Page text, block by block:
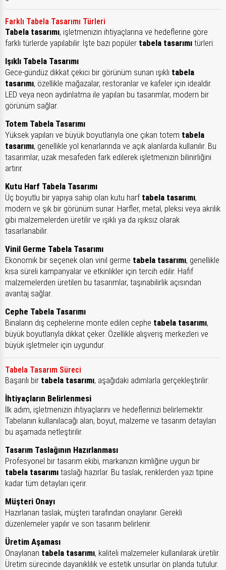
Farklı Tabela Tasarımı Türleri
Tabela tasarımı, işletmenizin ihtiyaçlarına ve hedeflerine göre
farklı türlerde yapılabilir. İşte bazı popüler tabela tasarımı türleri:
Işıklı Tabela Tasarımı
Gece-gündüz dikkat çekici bir görünüm sunan ışıklı tabela
tasarımı, özellikle mağazalar, restoranlar ve kafeler için idealdir.
LED veya neon aydınlatma ile yapılan bu tasarımlar, modern bir
görünüm sağlar.
Totem Tabela Tasarımı
Yüksek yapıları ve büyük boyutlarıyla öne çıkan totem tabela
tasarımı, genellikle yol kenarlarında ve açık alanlarda kullanılır. Bu
tasarımlar, uzak mesafeden fark edilerek işletmenizin bilinirliğini
artırır.
Kutu Harf Tabela Tasarımı
Üç boyutlu bir yapıya sahip olan kutu harf tabela tasarımı,
modern ve şık bir görünüm sunar. Harfler, metal, pleksi veya akrilik
gibi malzemelerden üretilir ve ışıklı ya da ışıksız olarak
tasarlanabilir.
Vinil Germe Tabela Tasarımı
Ekonomik bir seçenek olan vinil germe tabela tasarımı, genellikle
kısa süreli kampanyalar ve etkinlikler için tercih edilir. Hafif
malzemelerden üretilen bu tasarımlar, taşınabilirlik açısından
avantaj sağlar.
Cephe Tabela Tasarımı
Binaların dış cephelerine monte edilen cephe tabela tasarımı,
büyük boyutlarıyla dikkat çeker. Özellikle alışveriş merkezleri ve
büyük işletmeler için uygundur.
Tabela Tasarım Süreci
Başarılı bir tabela tasarımı, aşağıdaki adımlarla gerçekleştirilir:
İhtiyaçların Belirlenmesi
İlk adım, işletmenizin ihtiyaçlarını ve hedeflerinizi belirlemektir.
Tabelanın kullanılacağı alan, boyut, malzeme ve tasarım detayları
bu aşamada netleştirilir.
Tasarım Taslağının Hazırlanması
Profesyonel bir tasarım ekibi, markanızın kimliğine uygun bir
tabela tasarımı taslağı hazırlar. Bu taslak, renklerden yazı tipine
kadar tüm detayları içerir.
Müşteri Onayı
Hazırlanan taslak, müşteri tarafından onaylanır. Gerekli
düzenlemeler yapılır ve son tasarım belirlenir.
Üretim Aşaması
Onaylanan tabela tasarımı, kaliteli malzemeler kullanılarak üretilir.
Üretim sürecinde dayanıklılık ve estetik unsurlar ön planda tutulur.